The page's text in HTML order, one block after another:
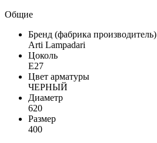
Общие
Бренд (фабрика производитель)
Arti Lampadari
Цоколь
E27
Цвет арматуры
ЧЕРНЫЙ
Диаметр
620
Размер
400